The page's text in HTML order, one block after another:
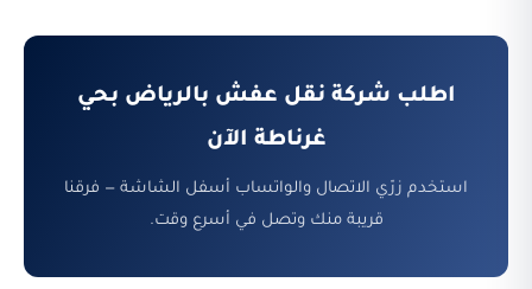
اطلب شركة نقل عفش بالرياض بحي
غرناطة الآن
استخدم زرّي الاتصال والواتساب أسفل الشاشة — فرقنا
قريبة منك وتصل في أسرع وقت.